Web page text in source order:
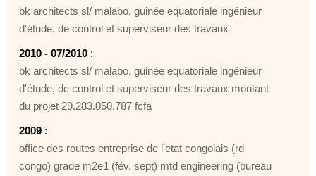
bk architects sl/ malabo, guinée equatoriale ingénieur
d'étude, de control et superviseur des travaux
2010 - 07/2010 :
bk architects sl/ malabo, guinée equatoriale ingénieur
d'étude, de control et superviseur des travaux montant
du projet 29.283.050.787 fcfa
2009 :
office des routes entreprise de l'etat congolais (rd
congo) grade m2e1 (fév. sept) mtd engineering (bureau